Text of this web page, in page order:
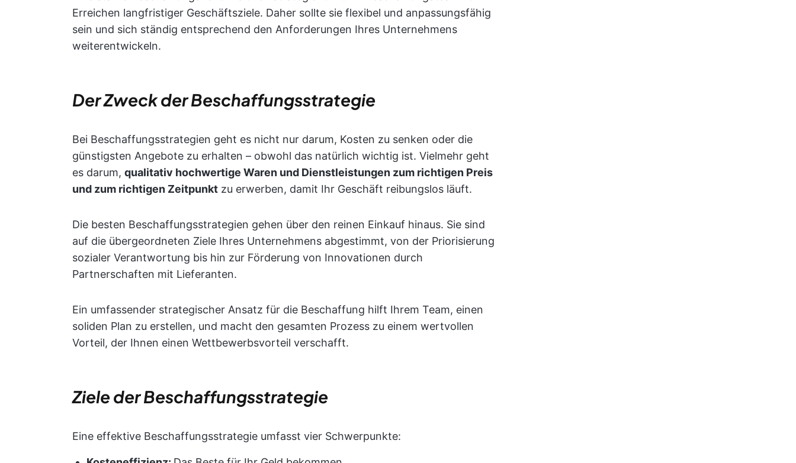
Erreichen langfristiger Geschäftsziele. Daher sollte sie flexibel und anpassungsfähig
sein und sich ständig entsprechend den Anforderungen Ihres Unternehmens
weiterentwickeln.
Der Zweck der Beschaffungsstrategie
Bei Beschaffungsstrategien geht es nicht nur darum, Kosten zu senken oder die
günstigsten Angebote zu erhalten – obwohl das natürlich wichtig ist. Vielmehr geht
es darum, qualitativ hochwertige Waren und Dienstleistungen zum richtigen Preis
und zum richtigen Zeitpunkt zu erwerben, damit Ihr Geschäft reibungslos läuft.
Die besten Beschaffungsstrategien gehen über den reinen Einkauf hinaus. Sie sind
auf die übergeordneten Ziele Ihres Unternehmens abgestimmt, von der Priorisierung
sozialer Verantwortung bis hin zur Förderung von Innovationen durch
Partnerschaften mit Lieferanten.
Ein umfassender strategischer Ansatz für die Beschaffung hilft Ihrem Team, einen
soliden Plan zu erstellen, und macht den gesamten Prozess zu einem wertvollen
Vorteil, der Ihnen einen Wettbewerbsvorteil verschafft.
Ziele der Beschaffungsstrategie
Eine effektive Beschaffungsstrategie umfasst vier Schwerpunkte: